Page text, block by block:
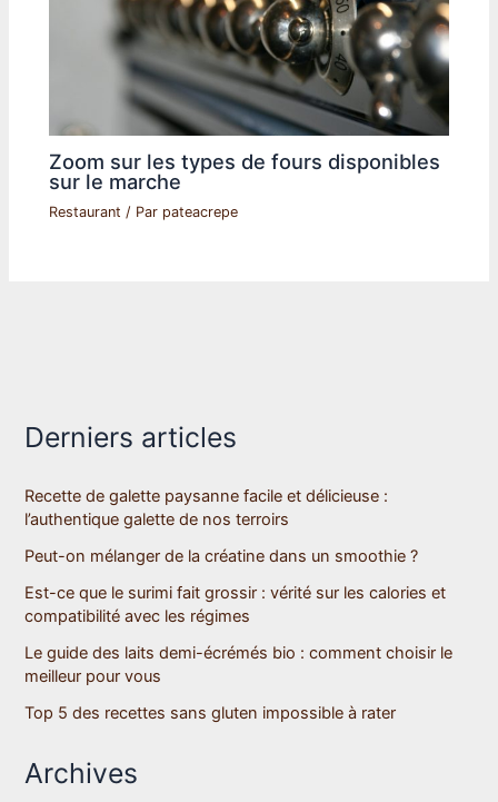
Zoom sur les types de fours disponibles
sur le marche
Restaurant / Par pateacrepe
Derniers articles
Recette de galette paysanne facile et délicieuse :
l’authentique galette de nos terroirs
Peut-on mélanger de la créatine dans un smoothie ?
Est-ce que le surimi fait grossir : vérité sur les calories et
compatibilité avec les régimes
Le guide des laits demi-écrémés bio : comment choisir le
meilleur pour vous
Top 5 des recettes sans gluten impossible à rater
Archives